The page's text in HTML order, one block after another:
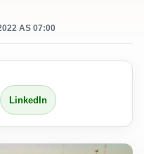
AS 07:00
LinkedIn